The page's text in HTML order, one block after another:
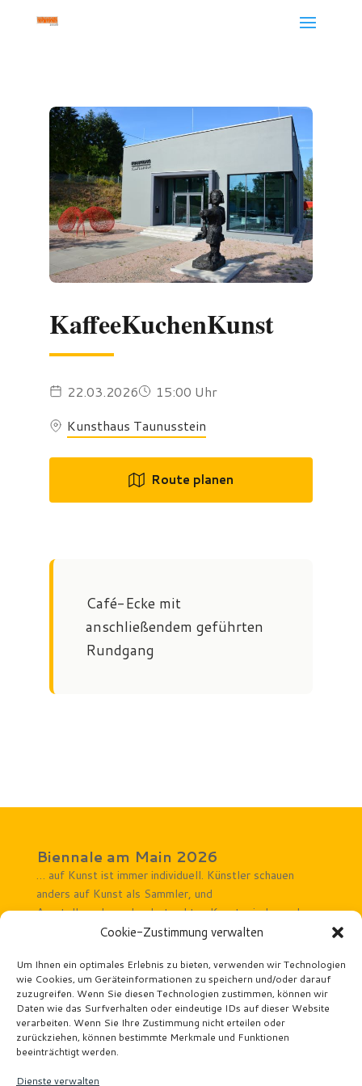
Cookie-Zustimmung verwalten
Um Ihnen ein optimales Erlebnis zu bieten, verwenden wir Technologien
wie Cookies, um Geräteinformationen zu speichern und/oder darauf
zuzugreifen. Wenn Sie diesen Technologien zustimmen, können wir
Daten wie das Surfverhalten oder eindeutige IDs auf dieser Website
verarbeiten. Wenn Sie Ihre Zustimmung nicht erteilen oder
zurückziehen, können bestimmte Merkmale und Funktionen
beeinträchtigt werden.
Dienste verwalten
KaffeeKuchenKunst
22.03.2026
15:00 Uhr
Kunsthaus Taunusstein
Route planen
Café-Ecke mit
anschließendem geführten
Rundgang
Biennale am Main 2026
… auf Kunst ist immer individuell. Künstler schauen
anders auf Kunst als Sammler, und
Ausstellungsbesucher betrachten Kunst wieder anders.
Rechtliches Hinweise
Impressum
Datenschutz
Veranstaltungsorte
Atelier Wäscherei Offenbach
Kunstforum Mainturm
Kunstforum Seligenstadt
Kunsthaus Taunusstein